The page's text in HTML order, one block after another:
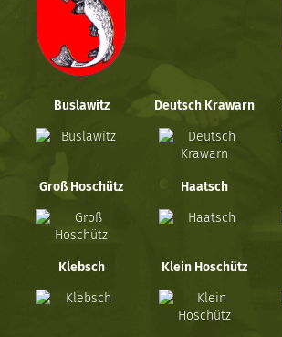
Buslawitz Deutsch Krawarn
Groß Hoschütz Haatsch
Klebsch Klein Hoschütz